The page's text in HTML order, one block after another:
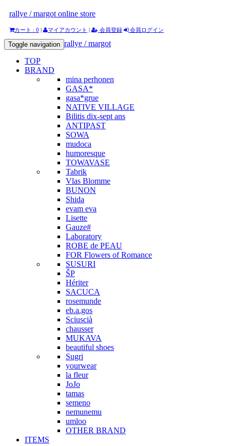
rallye / margot online store
カート : 0 | マイアカウント | 会員登録 会員ログイン
rallye / margot
Toggle navigation
TOP
BRAND
mina perhonen
GASA*
gasa*grue
NATIVE VILLAGE
Bilitis dix-sept ans
ANTIPAST
SOWA
mudoca
humoresque
TOWAVASE
Tabrik
Vlas Blomme
BUNON
Shida
evam eva
Lisette
Gauze#
Laboratory
ROBE de PEAU
FOR Flowers of Romance
SUSURI
ŠP
Hériter
SACUCA
rosemunde
eb.a.gos
Sciuscià
chausser
MUKAVA
beautiful shoes
Sugri
yourwear
la fleur
JoJo
tamas
semeno
nemunemu
umloo
OTHER BRAND
ITEMS